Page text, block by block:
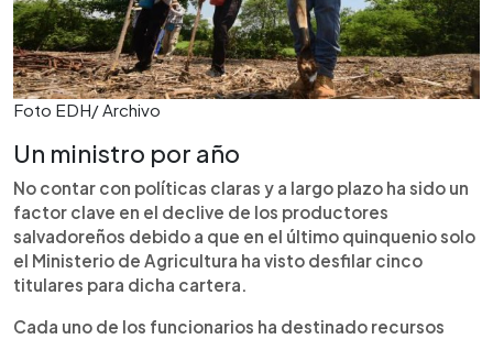
Foto EDH/ Archivo
Un ministro por año
No contar con políticas claras y a largo plazo ha sido un
factor clave en el declive de los productores
salvadoreños debido a que en el último quinquenio solo
el Ministerio de Agricultura ha visto desfilar cinco
titulares para dicha cartera.
Cada uno de los funcionarios ha destinado recursos